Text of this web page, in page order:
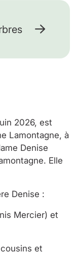
2026, est
Lamontagne, à
Denise
Elle
Denise :
Mercier) et
et